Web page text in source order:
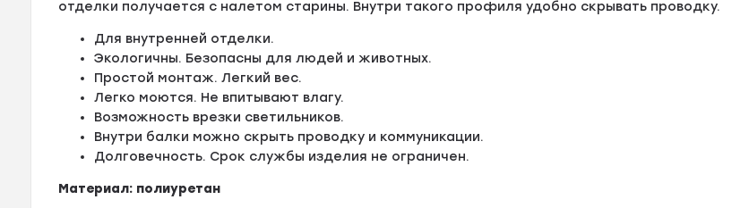
отделки получается с налетом старины. Внутри такого профиля удобно скрывать проводку.
Для внутренней отделки.
Экологичны. Безопасны для людей и животных.
Простой монтаж. Легкий вес.
Легко моются. Не впитывают влагу.
Возможность врезки светильников.
Внутри балки можно скрыть проводку и коммуникации.
Долговечность. Срок службы изделия не ограничен.
Материал: полиуретан